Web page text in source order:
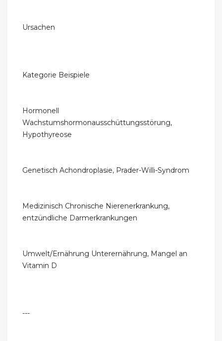
Ursachen
Kategorie Beispiele
Hormonell
Wachstumshormonausschüttungsstörung,
Hypothyreose
Genetisch Achondroplasie, Prader-Willi-Syndrom
Medizinisch Chronische Nierenerkrankung,
entzündliche Darmerkrankungen
Umwelt/Ernährung Unterernährung, Mangel an
Vitamin D
---